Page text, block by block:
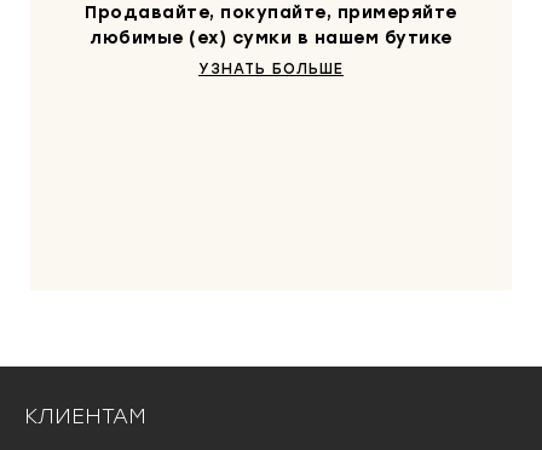
Продавайте, покупайте, примеряйте
любимые (ex) сумки в нашем бутике
УЗНАТЬ БОЛЬШЕ
КЛИЕНТАМ